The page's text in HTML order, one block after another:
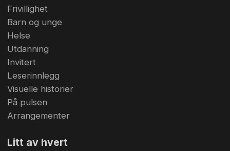
Frivillighet
Barn og unge
Helse
Utdanning
Invitert
Leserinnlegg
Visuelle historier
På pulsen
Arrangementer
Litt av hvert